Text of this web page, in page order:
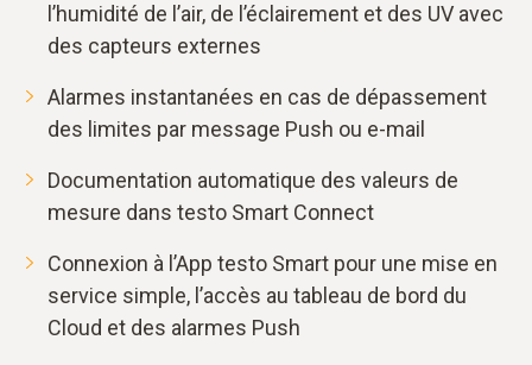
l’humidité de l’air, de l’éclairement et des UV avec
des capteurs externes
Alarmes instantanées en cas de dépassement
des limites par message Push ou e-mail
Documentation automatique des valeurs de
mesure dans testo Smart Connect
Connexion à l’App testo Smart pour une mise en
service simple, l’accès au tableau de bord du
Cloud et des alarmes Push